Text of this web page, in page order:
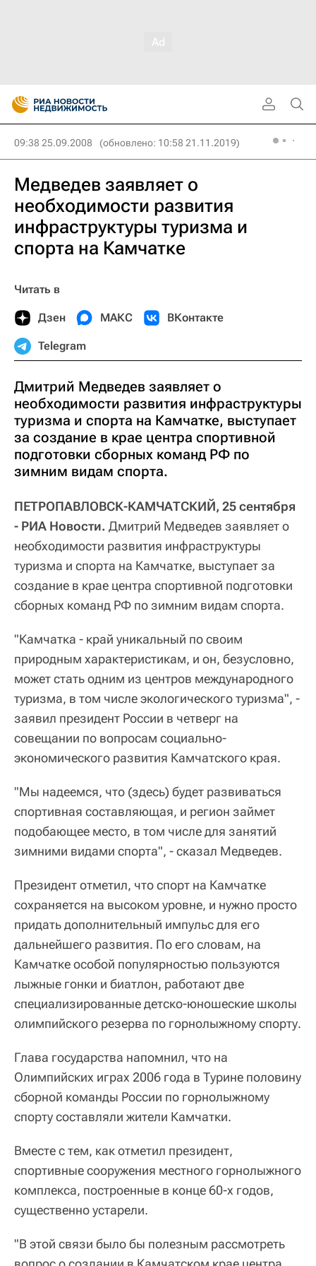
09:38 25.09.2008 (обновлено: 10:58 21.11.2019)
Медведев заявляет о
необходимости развития
инфраструктуры туризма и
спорта на Камчатке
Читать в
Дзен МАКС ВКонтакте
Telegram
Дмитрий Медведев заявляет о
необходимости развития инфраструктуры
туризма и спорта на Камчатке, выступает
за создание в крае центра спортивной
подготовки сборных команд РФ по
зимним видам спорта.
ПЕТРОПАВЛОВСК-КАМЧАТСКИЙ, 25 сентября
- РИА Новости. Дмитрий Медведев заявляет о
необходимости развития инфраструктуры
туризма и спорта на Камчатке, выступает за
создание в крае центра спортивной подготовки
сборных команд РФ по зимним видам спорта.
"Камчатка - край уникальный по своим
природным характеристикам, и он, безусловно,
может стать одним из центров международного
туризма, в том числе экологического туризма", -
заявил президент России в четверг на
совещании по вопросам социально-
экономического развития Камчатского края.
"Мы надеемся, что (здесь) будет развиваться
спортивная составляющая, и регион займет
подобающее место, в том числе для занятий
зимними видами спорта", - сказал Медведев.
Президент отметил, что спорт на Камчатке
сохраняется на высоком уровне, и нужно просто
придать дополнительный импульс для его
дальнейшего развития. По его словам, на
Камчатке особой популярностью пользуются
лыжные гонки и биатлон, работают две
специализированные детско-юношеские школы
олимпийского резерва по горнолыжному спорту.
Глава государства напомнил, что на
Олимпийских играх 2006 года в Турине половину
сборной команды России по горнолыжному
спорту составляли жители Камчатки.
Вместе с тем, как отметил президент,
спортивные сооружения местного горнолыжного
комплекса, построенные в конце 60-х годов,
существенно устарели.
"В этой связи было бы полезным рассмотреть